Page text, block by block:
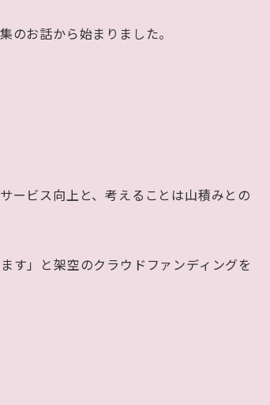
のお話から始まりました。
ービス向上と、考えることは山積みとの
す」と架空のクラウドファンディングを